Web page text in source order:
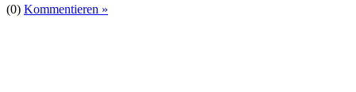
(0) Kommentieren »